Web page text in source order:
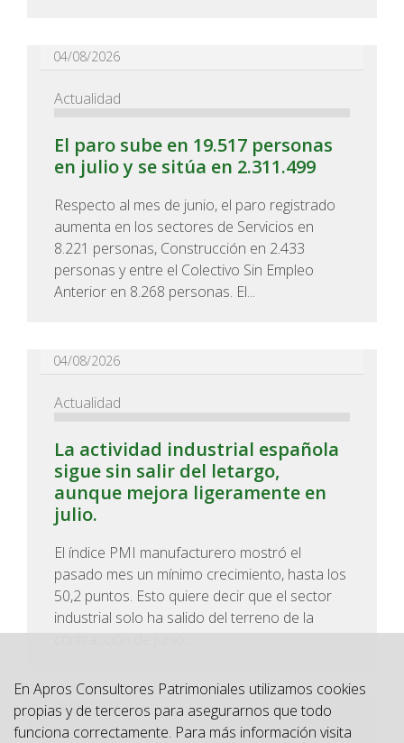
04/08/2026
Actualidad
El paro sube en 19.517 personas
en julio y se sitúa en 2.311.499
Respecto al mes de junio, el paro registrado
aumenta en los sectores de Servicios en
8.221 personas, Construcción en 2.433
personas y entre el Colectivo Sin Empleo
Anterior en 8.268 personas. El...
04/08/2026
Actualidad
La actividad industrial española
sigue sin salir del letargo,
aunque mejora ligeramente en
julio.
El índice PMI manufacturero mostró el
pasado mes un mínimo crecimiento, hasta los
50,2 puntos. Esto quiere decir que el sector
industrial solo ha salido del terreno de la
contracción de junio,...
04/08/2026
En Apros Consultores Patrimoniales utilizamos cookies
propias y de terceros para asegurarnos que todo
funciona correctamente. Para más información visita